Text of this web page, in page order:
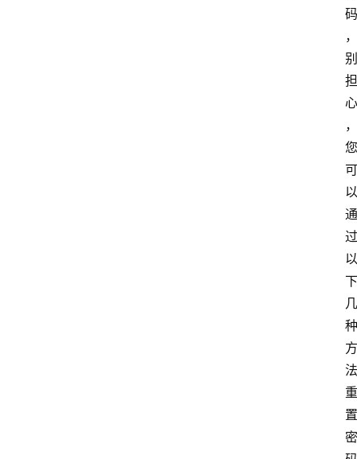
码
，
别
担
心
，
您
可
以
通
过
以
下
几
种
方
法
重
置
密